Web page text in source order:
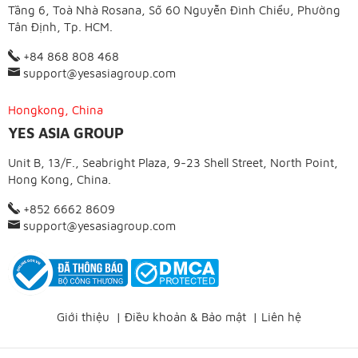
Tầng 6, Toà Nhà Rosana, Số 60 Nguyễn Đình Chiểu, Phường
Tân Định, Tp. HCM.
+84 868 808 468
support@yesasiagroup.com
Hongkong, China
YES ASIA GROUP
Unit B, 13/F., Seabright Plaza, 9-23 Shell Street, North Point,
Hong Kong, China.
+852 6662 8609
support@yesasiagroup.com
Giới thiệu | Điều khoản & Bảo mật | Liên hệ